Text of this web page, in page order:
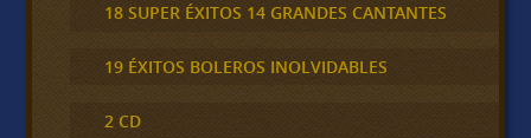
18 SUPER ÉXITOS 14 GRANDES CANTANTES
19 ÉXITOS BOLEROS INOLVIDABLES
2 CD